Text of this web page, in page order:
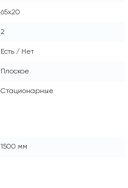
65x20
2
Есть / Нет
Плоское
Стационарные
1500 мм